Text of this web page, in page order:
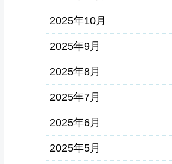
2025年10月
2025年9月
2025年8月
2025年7月
2025年6月
2025年5月